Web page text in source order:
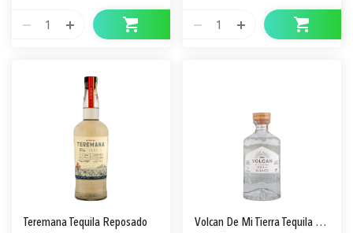
1 1
Teremana Tequila Reposado Volcan De Mi Tierra Tequila Blanco